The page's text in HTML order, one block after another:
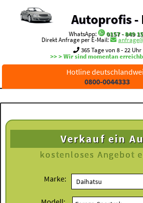
Autoprofis -
WhatsApp:
0157 - 849
Direkt Anfrage per E-Mail:
365 Tage von 8 - 22 Uhr
>> > Wir sind momentan
Hotline
0800-0044333
Verkauf ein
kostenloses Angebot
Marke: